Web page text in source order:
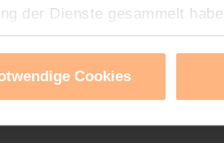
der Dienste gesammelt
von Cookies für alle
die Verwendung nicht
Ihre Browser-Einstellungen
Cookies
einem unserer Produkte?